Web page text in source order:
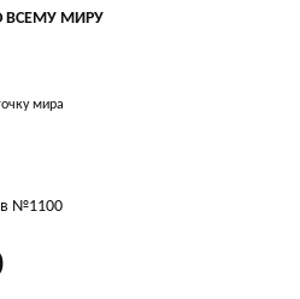
ВСЕМУ МИРУ
мира
№1100